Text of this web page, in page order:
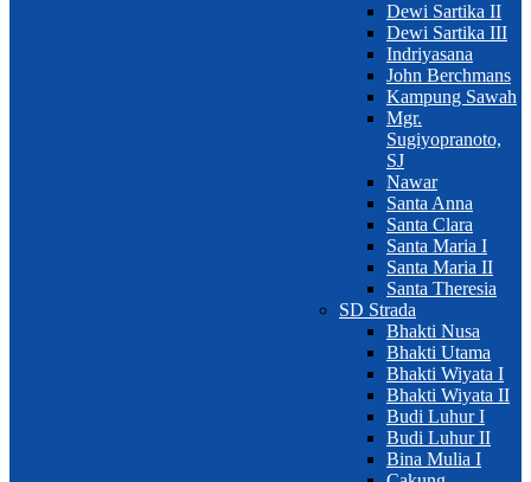
Dewi Sartika II
Dewi Sartika III
Indriyasana
John Berchmans
Kampung Sawah
Mgr.
Sugiyopranoto,
SJ
Nawar
Santa Anna
Santa Clara
Santa Maria I
Santa Maria II
Santa Theresia
SD Strada
Bhakti Nusa
Bhakti Utama
Bhakti Wiyata I
Bhakti Wiyata II
Budi Luhur I
Budi Luhur II
Bina Mulia I